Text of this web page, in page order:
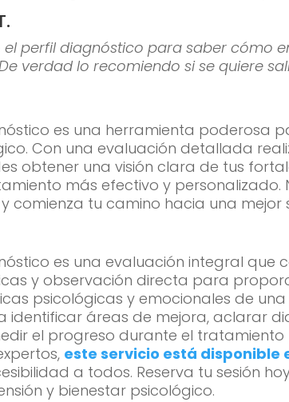
el perfil diagnóstico para saber cómo
verdad lo recomiendo si se quiere
es una herramienta poderosa
Con una evaluación detallada
obtener una visión clara de tus
más efectivo y personalizado.
comienza tu camino hacia una mejor
es una evaluación integral que
y observación directa para
psicológicas y emocionales de
identificar áreas de mejora, aclarar
el progreso durante el
este servicio está disponible
a todos. Reserva tu sesión
y bienestar psicológico.